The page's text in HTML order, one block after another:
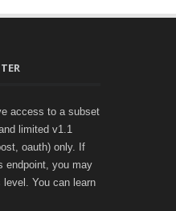
access to a subset
limited v1.1
oauth) only. If
endpoint, you may
You can learn